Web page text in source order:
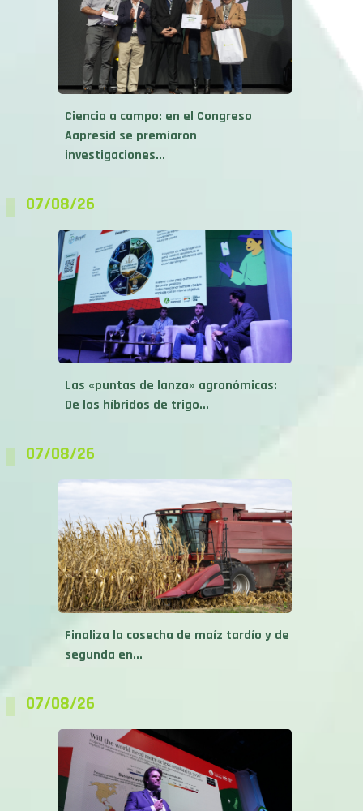
Ciencia a campo: en el Congreso
Aapresid se premiaron
investigaciones...
07/08/26
Las «puntas de lanza» agronómicas:
De los híbridos de trigo...
07/08/26
Finaliza la cosecha de maíz tardío y de
segunda en...
07/08/26